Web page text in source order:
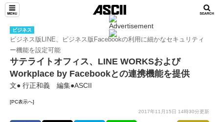
ビジネス
ビジネス版LINE、ビジネス版Facebookの利用に細かなセキュリティ
ー機能を設定可能
サテライトオフィス、LINE WORKSおよび
Workplace by Facebookとの連携機能を提供
文● 行正和義 編集●ASCII
[PC表示へ]
2017年11月15日 14時30分更新